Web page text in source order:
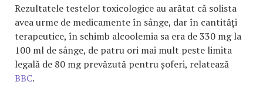
Rezultatele testelor toxicologice au arătat că solista
avea urme de medicamente în sânge, dar în cantități
terapeutice, în schimb alcoolemia sa era de 330 mg la
100 ml de sânge, de patru ori mai mult peste limita
legală de 80 mg prevăzută pentru șoferi, relatează
BBC.